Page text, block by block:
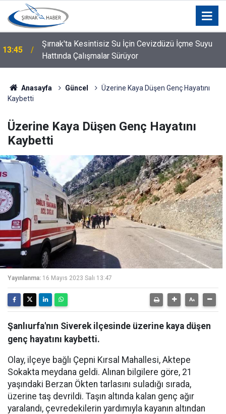
13:45
Şırnak'ta Kesintisiz Su İçin Cevizdüzü İçme Suyu
Hattında Çalışmalar Sürüyor
Anasayfa Güncel
Üzerine Kaya Düşen Genç Hayatını
Kaybetti
Üzerine Kaya Düşen Genç Hayatını
Kaybetti
Yayınlanma: 16 Mayıs 2023 Salı 13:47
Şanlıurfa'nın Siverek ilçesinde üzerine kaya düşen
genç hayatını kaybetti.
Olay, ilçeye bağlı Çepni Kırsal Mahallesi, Aktepe
Sokakta meydana geldi. Alınan bilgilere göre, 21
yaşındaki Berzan Ökten tarlasını suladığı sırada,
üzerine taş devrildi. Taşın altında kalan genç ağır
yaralandı, çevredekilerin yardımıyla kayanın altından